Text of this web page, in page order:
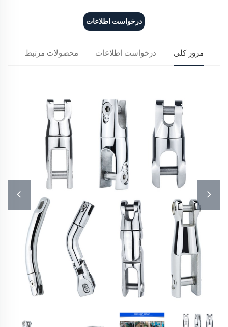
درخواست اطلاعات
مرور کلی درخواست اطلاعات محصولات مرتبط